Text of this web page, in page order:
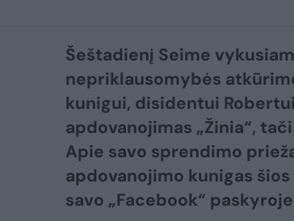
Šeštadienį Seime
nepriklausomybės
kunigui, disidentui
apdovanojimas „Žinia“,
Apie savo sprendimo
apdovanojimo kunigas
savo „Facebook“